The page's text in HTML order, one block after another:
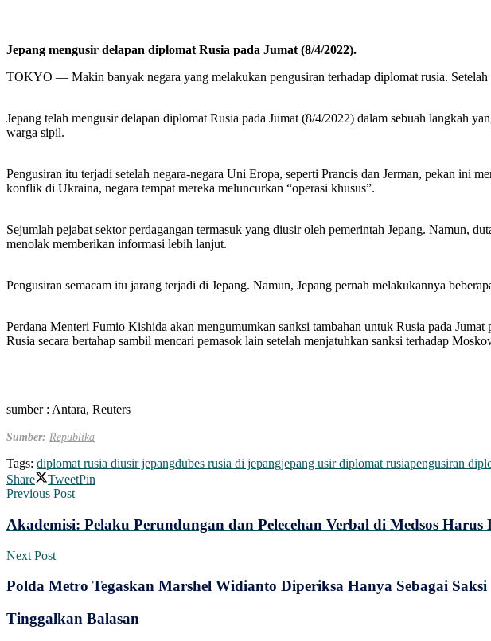
Jepang mengusir delapan diplomat Rusia pada Jumat (8/4/2022).
TOKYO — Makin banyak negara yang melakukan pengusiran terhadap diplomat rusia.
Jepang telah mengusir delapan diplomat Rusia pada Jumat (8/4/2022) dalam sebuah langkah
warga sipil.
Pengusiran itu terjadi setelah negara-negara Uni Eropa, seperti Prancis dan Jerman, pekan ini
konflik di Ukraina, negara tempat mereka meluncurkan “operasi khusus”.
Sejumlah pejabat sektor perdagangan termasuk yang diusir oleh pemerintah Jepang. Namun,
menolak memberikan informasi lebih lanjut.
Pengusiran semacam itu jarang terjadi di Jepang. Namun, Jepang pernah melakukannya
Perdana Menteri Fumio Kishida akan mengumumkan sanksi tambahan untuk Rusia pada
Rusia secara bertahap sambil mencari pemasok lain setelah menjatuhkan sanksi terhadap
sumber : Antara, Reuters
Sumber: Republika
Tags: diplomat rusia diusir jepangdubes rusia di jepangjepang usir diplomat rusiapengusiran
Share
TweetPin
Previous Post
Akademisi: Pelaku Perundungan dan Pelecehan Verbal di Medsos
Next Post
Polda Metro Tegaskan Marshel Widianto Diperiksa Hanya Sebagai Saksi
Tinggalkan Balasan